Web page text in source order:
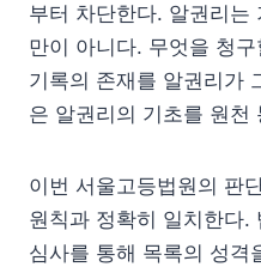
부터 차단한다. 알권리는
만이 아니다. 무엇을 청
기록의 존재를 알권리가
은 알권리의 기초를 원천
이번 서울고등법원의 판
원칙과 정확히 일치한다.
심사를 통해 목록의 성격